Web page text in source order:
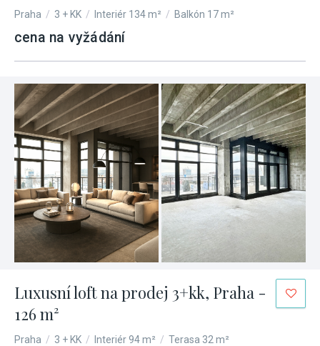
Praha / 3 + KK / Interiér 134 m² / Balkón 17 m²
cena na vyžádání
Luxusní loft na prodej 3+kk, Praha -
126 m²
Praha / 3 + KK / Interiér 94 m² / Terasa 32 m²